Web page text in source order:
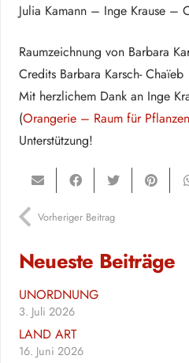
Julia Kamann – Inge Krause –
Raumzeichnung von Barbara
Credits Barbara Karsch- Chaïeb
Mit herzlichem Dank an Inge
(Orangerie – Raum für Pflanzen
Unterstützung!
Vorheriger Beitrag
Neueste Beiträge
UNORDNUNG
3. Juli 2026
LAND ART
16. Juni 2026